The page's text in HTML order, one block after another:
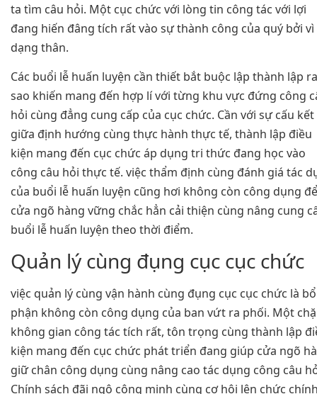
ta tìm câu hỏi. Một cục chức với lòng tin công tác với lợi
đang hiến đâng tích rất vào sự thành công của quý bởi vì
dạng thân.
Các buổi lễ huấn luyện cần thiết bắt buộc lập thành lập
sao khiến mang đến hợp lí với từng khu vực đứng công
hỏi cùng đẳng cung cấp của cục chức. Cần với sự cấu kết
giữa định hướng cùng thực hành thực tế, thành lập điều
kiện mang đến cục chức áp dụng tri thức đang học vào
công câu hỏi thực tế. việc thẩm định cùng đánh giá tác
của buổi lễ huấn luyện cũng hơi không còn công dụng để
cửa ngõ hàng vững chắc hẳn cải thiện cùng nâng cung
buổi lễ huấn luyện theo thời điểm.
Quản lý cùng đụng cục cục chức
việc quản lý cùng vận hành cùng đụng cục cục chức là
phận không còn công dụng của ban vứt ra phối. Một
không gian công tác tích rất, tôn trọng cùng thành lập
kiện mang đến cục chức phát triển đang giúp cửa ngõ
giữ chân công dụng cùng nâng cao tác dụng công câu
Chính sách đãi ngộ công minh cùng cơ hội lên chức